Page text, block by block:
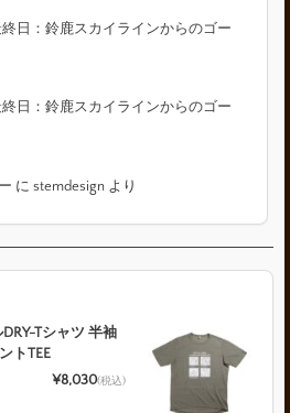
日：鈴鹿スカイラインからのゴー
日：鈴鹿スカイラインからのゴー
にstemdesign より
Tシャツ 半袖
トTEE
¥8,030(税込)